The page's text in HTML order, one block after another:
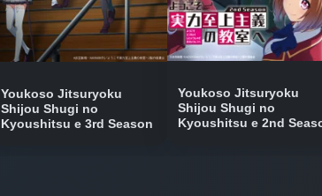
Youkoso Jitsuryoku
Shijou Shugi no
Kyoushitsu e 3rd Season
Youkoso Jitsuryoku
Shijou Shugi no
Kyoushitsu e 2nd